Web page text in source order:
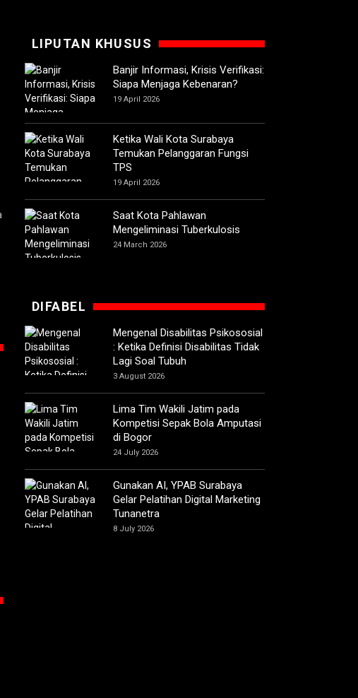
LIPUTAN KHUSUS
Banjir Informasi, Krisis Verifikasi:
Siapa Menjaga Kebenaran?
19 April 2026
Ketika Wali Kota Surabaya
Temukan Pelanggaran Fungsi
TPS
19 April 2026
Saat Kota Pahlawan
Mengeliminasi Tuberkulosis
24 March 2026
DIFABEL
Mengenal Disabilitas Psikososial
: Ketika Definisi Disabilitas Tidak
Lagi Soal Tubuh
3 August 2026
Lima Tim Wakili Jatim pada
Kompetisi Sepak Bola Amputasi
di Bogor
24 July 2026
Gunakan AI, YPAB Surabaya
Gelar Pelatihan Digital Marketing
Tunanetra
8 July 2026